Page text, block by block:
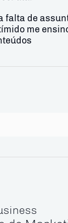
falta de
me